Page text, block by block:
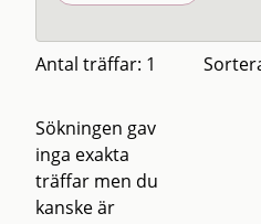
Antal träffar: 1
Sökningen gav
inga exakta
träffar men du
kanske är